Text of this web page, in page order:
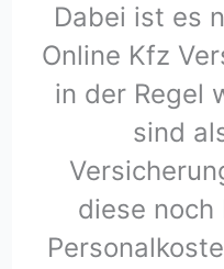
Dabei ist es
Online Kfz
in der Regel
sind
diese noch